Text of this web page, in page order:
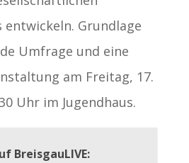
entwickeln. Grundlage
Umfrage und eine
am Freitag, 17.
Uhr im Jugendhaus.
BreisgauLIVE: